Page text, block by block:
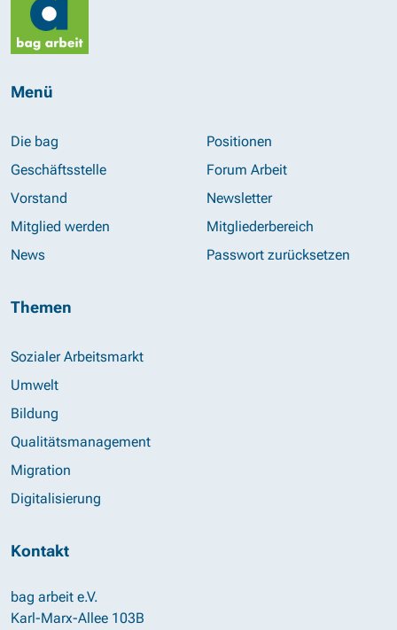
Menü
Die bag
Geschäftsstelle
Vorstand
Mitglied werden
News
Positionen
Forum Arbeit
Newsletter
Mitgliederbereich
Passwort zurücksetzen
Themen
Sozialer Arbeitsmarkt
Umwelt
Bildung
Qualitätsmanagement
Migration
Digitalisierung
Kontakt
bag arbeit e.V.
Karl-Marx-Allee 103B